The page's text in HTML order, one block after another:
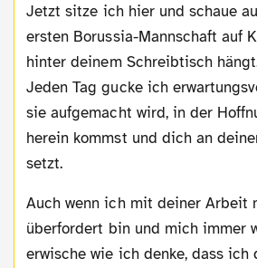
Jetzt sitze ich hier und schaue auf das Bild von der
ersten Borussia-Mannschaft auf
hinter deinem Schreibtisch
Jeden Tag gucke ich
sie aufgemacht wird, in der
herein kommst und dich an
setzt.
Auch wenn ich mit deiner Arbeit mal wieder
überfordert bin und mich immer
erwische wie ich denke, dass ich